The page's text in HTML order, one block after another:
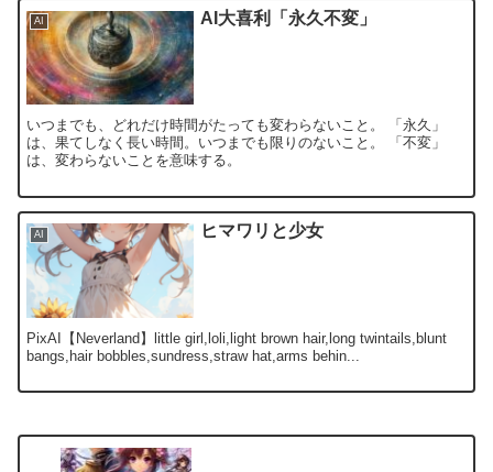
AI AI大喜利「永久不変」
いつまでも、どれだけ時間がたっても変わらないこと。 「永久」
は、果てしなく長い時間。いつまでも限りのないこと。 「不変」
は、変わらないことを意味する。
AI ヒマワリと少女
PixAI【Neverland】little girl,loli,light brown hair,long twintails,blunt
bangs,hair bobbles,sundress,straw hat,arms behin...